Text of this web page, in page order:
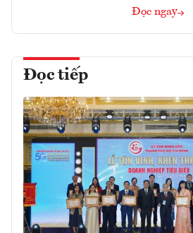
Đọc ngay
Đọc tiếp